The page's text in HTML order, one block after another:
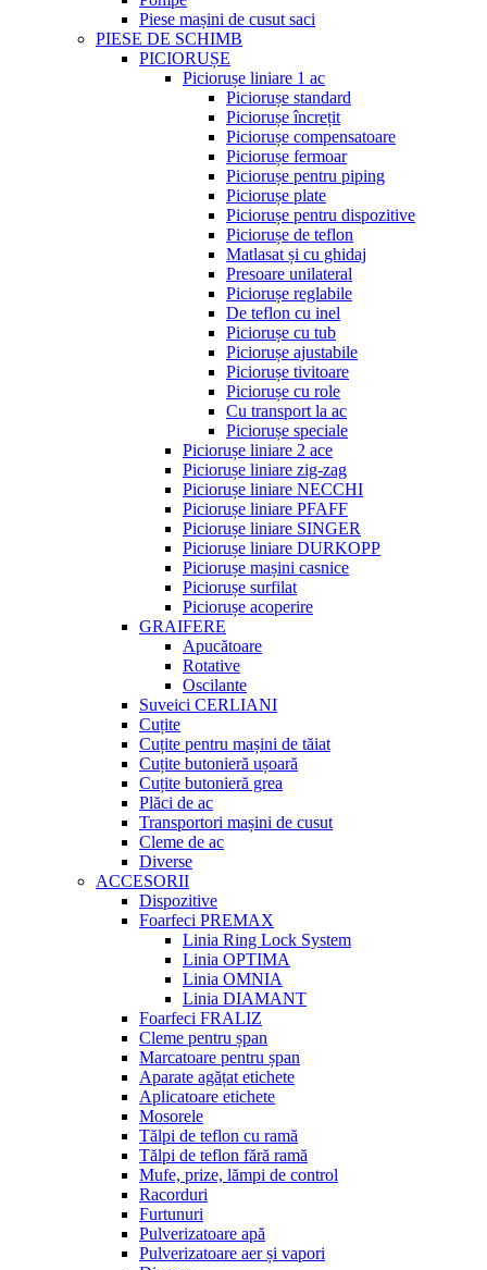
Piese mașini de cusut saci
PIESE DE SCHIMB
PICIORUȘE
Piciorușe liniare 1 ac
Piciorușe standard
Piciorușe încrețit
Piciorușe compensatoare
Piciorușe fermoar
Piciorușe pentru piping
Piciorușe plate
Piciorușe pentru dispozitive
Piciorușe de teflon
Matlasat și cu ghidaj
Presoare unilateral
Piciorușe reglabile
De teflon cu inel
Piciorușe cu tub
Piciorușe ajustabile
Piciorușe tivitoare
Piciorușe cu role
Cu transport la ac
Piciorușe speciale
Piciorușe liniare 2 ace
Piciorușe liniare zig-zag
Piciorușe liniare NECCHI
Piciorușe liniare PFAFF
Piciorușe liniare SINGER
Piciorușe liniare DURKOPP
Piciorușe mașini casnice
Piciorușe surfilat
Piciorușe acoperire
GRAIFERE
Apucătoare
Rotative
Oscilante
Suveici CERLIANI
Cuțite
Cuțite pentru mașini de tăiat
Cuțite butonieră ușoară
Cuțite butonieră grea
Plăci de ac
Transportori mașini de cusut
Cleme de ac
Diverse
ACCESORII
Dispozitive
Foarfeci PREMAX
Linia Ring Lock System
Linia OPTIMA
Linia OMNIA
Linia DIAMANT
Foarfeci FRALIZ
Cleme pentru șpan
Marcatoare pentru șpan
Aparate agățat etichete
Aplicatoare etichete
Mosorele
Tălpi de teflon cu ramă
Tălpi de teflon fără ramă
Mufe, prize, lămpi de control
Racorduri
Furtunuri
Pulverizatoare apă
Pulverizatoare aer și vapori